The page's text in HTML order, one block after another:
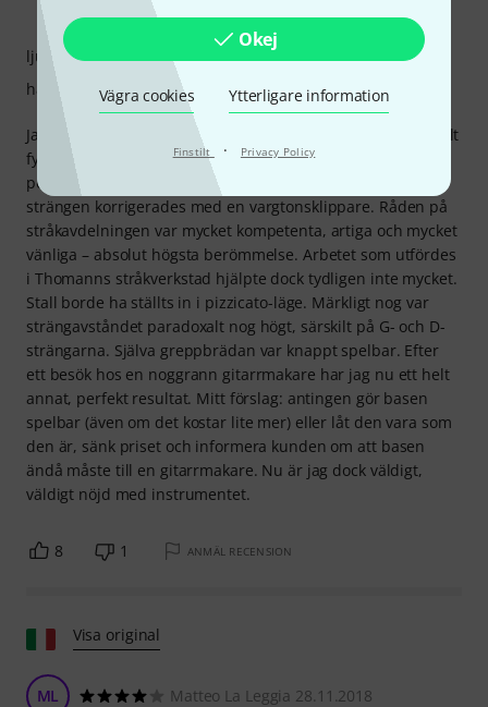
Okej
Vägra cookies Ytterligare information
Finstilt · Privacy Policy
Jag blev mycket överraskad av basens ljud. Den låter särskilt
fyllig och balanserad när den spelas med stråke. Den har
perfekt respons med Evah-strängar. En vargton på As-D-
strängen korrigerades med en vargtonsklippare. Råden på
stråkavdelningen var mycket kompetenta, artiga och mycket
vänliga – absolut högsta berömmelse. Arbetet som utfördes
i Thomanns stråkverkstad hjälpte dock tydligen inte mycket.
Stall borde ha ställts in i pizzicato-läge. Märkligt nog var
strängavståndet paradoxalt nog högt, särskilt på G- och D-
strängarna. Själva greppbrädan var knappt spelbar. Efter
ett besök hos en noggrann gitarrmakare har jag nu ett helt
annat, perfekt resultat. Mitt förslag: antingen gör basen
spelbar (även om det kostar lite mer) eller låt den vara som
den är, sänk priset och informera kunden om att basen
ändå måste till en gitarrmakare. Nu är jag dock väldigt,
väldigt nöjd med instrumentet.
ljud
hantverkskvalitet
8 1 ANMÄL RECENSION
Visa original
ML Matteo La Leggia 28.11.2018